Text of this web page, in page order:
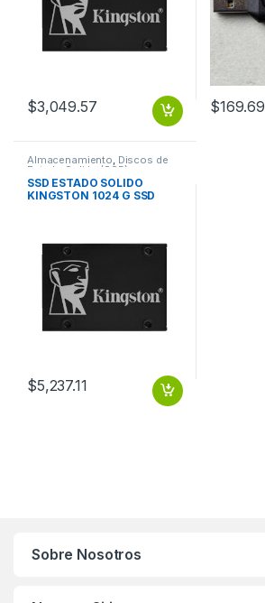
$3,049.57 $169.69
Almacenamiento, Discos de
Estado Solido (SSD)
SSD ESTADO SOLIDO
KINGSTON 1024 G SSD
KC600 SATA3 2.5 SSD 7MM
$5,237.11
Sobre Nosotros